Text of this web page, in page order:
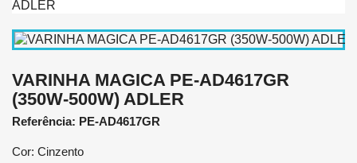
VARINHA MAGICA PE-AD4617GR
(350W-500W) ADLER
Referência: PE-AD4617GR
Cor: Cinzento